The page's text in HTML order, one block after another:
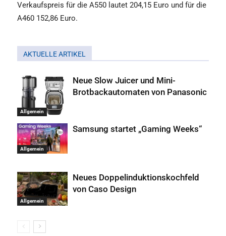
Verkaufspreis für die A550 lautet 204,15 Euro und für die
A460 152,86 Euro.
AKTUELLE ARTIKEL
Allgemein
Neue Slow Juicer und Mini-
Brotbackautomaten von Panasonic
Allgemein
Samsung startet „Gaming Weeks“
Allgemein
Neues Doppelinduktionskochfeld
von Caso Design